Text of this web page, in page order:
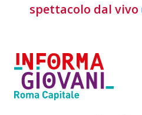
spettacolo dal vivo